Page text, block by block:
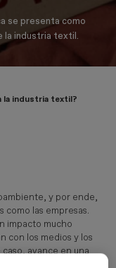
se presenta como
la industria textil.
la industria textil?
y por ende,
como las empresas.
impacto mucho
con los medios y los
avance en una